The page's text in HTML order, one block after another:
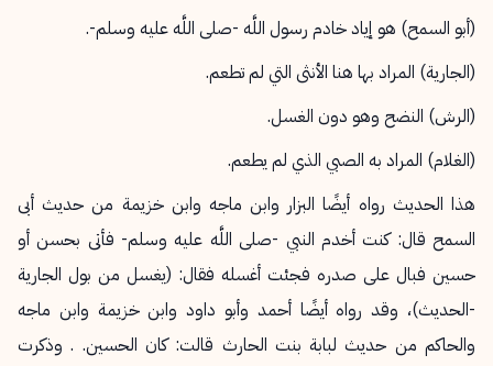
(أبو السمح) هو إياد خادم رسول اللَّه -صلى اللَّه عليه وسلم-.
(الجارية) المراد بها هنا الأنثى التي لم تطعم.
(الرش) النضح وهو دون الغسل.
(الغلام) المراد به الصبي الذي لم يطعم.
هذا الحديث رواه أيضًا البزار وابن ماجه وابن خزيمة من حديث أبى
السمح قال: كنت أخدم النبي -صلى اللَّه عليه وسلم- فأتى بحسن أو
حسين فبال على صدره فجئت أغسله فقال: (يغسل من بول الجارية
-الحديث)، وقد رواه أيضًا أحمد وأبو داود وابن خزيمة وابن ماجه
والحاكم من حديث لبابة بنت الحارث قالت: كان الحسين. . وذكرت